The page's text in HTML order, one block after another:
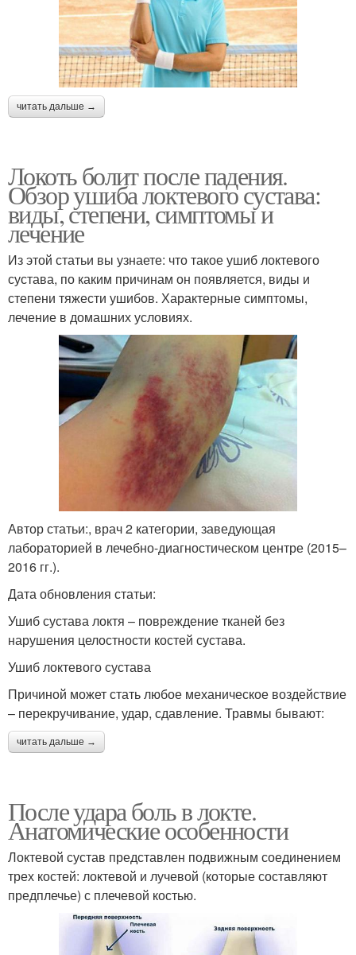
читать дальше →
Локоть болит после падения.
Обзор ушиба локтевого сустава:
виды, степени, симптомы и
лечение
Из этой статьи вы узнаете: что такое ушиб локтевого
сустава, по каким причинам он появляется, виды и
степени тяжести ушибов. Характерные симптомы,
лечение в домашних условиях.
Автор статьи:, врач 2 категории, заведующая
лабораторией в лечебно-диагностическом центре (2015–
2016 гг.).
Дата обновления статьи:
Ушиб сустава локтя – повреждение тканей без
нарушения целостности костей сустава.
Ушиб локтевого сустава
Причиной может стать любое механическое воздействие
– перекручивание, удар, сдавление. Травмы бывают:
читать дальше →
После удара боль в локте.
Анатомические особенности
Локтевой сустав представлен подвижным соединением
трех костей: локтевой и лучевой (которые составляют
предплечье) с плечевой костью.